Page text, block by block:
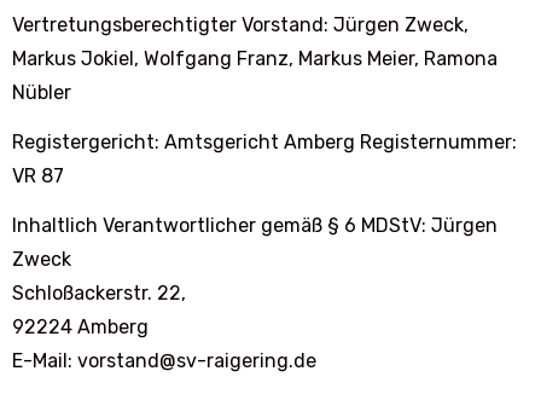
Vertretungsberechtigter Vorstand: Jürgen Zweck,
Markus Jokiel, Wolfgang Franz, Markus Meier, Ramona
Nübler
Registergericht: Amtsgericht Amberg Registernummer:
VR 87
Inhaltlich Verantwortlicher gemäß § 6 MDStV: Jürgen
Zweck
Schloßackerstr. 22,
92224 Amberg
E-Mail: vorstand@sv-raigering.de